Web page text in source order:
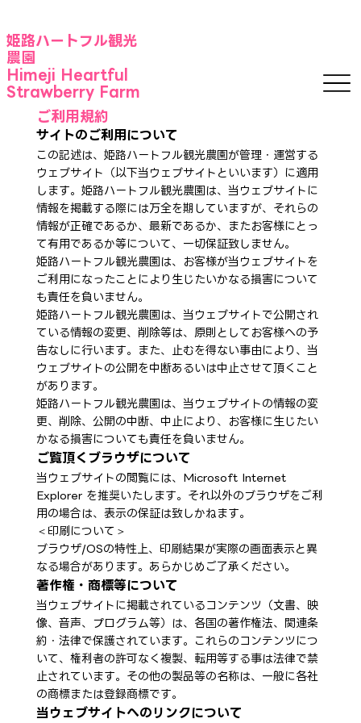
​姫路ハートフル観光
農園
Himeji Heartful
Strawberry Farm
ご利用規約
サイトのご利用について
​この記述は、姫路ハートフル観光農園が管理・運営する
ウェブサイト（以下当ウェブサイトといいます）に適用
します。姫路ハートフル観光農園は、当ウェブサイトに
情報を掲載する際には万全を期していますが、それらの
情報が正確であるか、最新であるか、またお客様にとっ
て有用であるか等について、一切保証致しません。
姫路ハートフル観光農園は、お客様が当ウェブサイトを
ご利用になったことにより生じたいかなる損害について
も責任を負いません。
姫路ハートフル観光農園は、当ウェブサイトで公開され
ている情報の変更、削除等は、原則としてお客様への予
告なしに行います。また、止むを得ない事由により、当
ウェブサイトの公開を中断あるいは中止させて頂くこと
があります。
姫路ハートフル観光農園は、当ウェブサイトの情報の変
更、削除、公開の中断、中止により、お客様に生じたい
かなる損害についても責任を負いません。
ご覧頂くブラウザについて
当ウェブサイトの閲覧には、Microsoft Internet
Explorer を推奨いたします。それ以外のブラウザをご利
用の場合は、表示の保証は致しかねます。
＜印刷について＞
ブラウザ/OSの特性上、印刷結果が実際の画面表示と異
なる場合があります。あらかじめご了承ください。
著作権・商標等について
当ウェブサイトに掲載されているコンテンツ（文書、映
像、音声、プログラム等）は、各国の著作権法、関連条
約・法律で保護されています。これらのコンテンツにつ
いて、権利者の許可なく複製、転用等する事は法律で禁
止されています。その他の製品等の名称は、一般に各社
の商標または登録商標です。
当ウェブサイトへのリンクについて